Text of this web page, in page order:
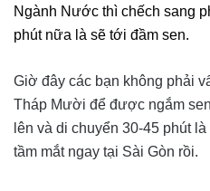
Ngành Nước thì chếch sang
phút nữa là sẽ tới đầm sen.
Giờ đây các bạn không phải
Tháp Mười để được ngắm
lên và di chuyển 30-45 phút
tầm mắt ngay tại Sài Gòn rồi.